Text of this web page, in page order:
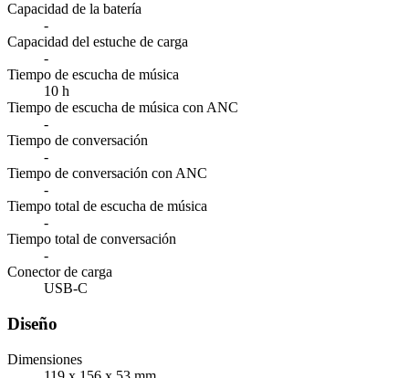
Capacidad de la batería
-
Capacidad del estuche de carga
-
Tiempo de escucha de música
10 h
Tiempo de escucha de música con ANC
-
Tiempo de conversación
-
Tiempo de conversación con ANC
-
Tiempo total de escucha de música
-
Tiempo total de conversación
-
Conector de carga
USB-C
Diseño
Dimensiones